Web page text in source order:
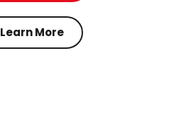
Learn More